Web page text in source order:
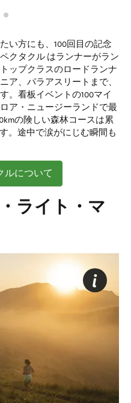
い方にも、100回目の記念
クタクル はランナーがラン
ップクラスのロードランナ
ア、パラアスリートまで、
。看板イベントの100マイ
ア・ニュージーランドで最
の険しい森林コースは累
。途中で涙がにじむ瞬間も
ルについて
ライト・マ